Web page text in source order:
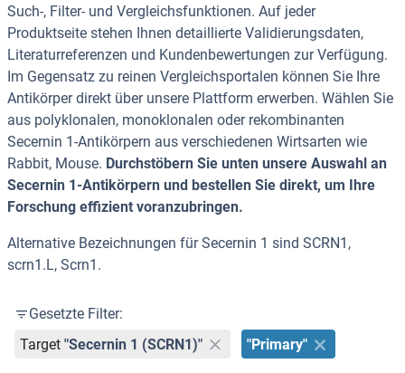
Such-, Filter- und Vergleichsfunktionen. Auf jeder
Produktseite stehen Ihnen detaillierte Validierungsdaten,
Literaturreferenzen und Kundenbewertungen zur Verfügung.
Im Gegensatz zu reinen Vergleichsportalen können Sie Ihre
Antikörper direkt über unsere Plattform erwerben. Wählen Sie
aus polyklonalen, monoklonalen oder rekombinanten
Secernin 1-Antikörpern aus verschiedenen Wirtsarten wie
Rabbit, Mouse. Durchstöbern Sie unten unsere Auswahl an
Secernin 1-Antikörpern und bestellen Sie direkt, um Ihre
Forschung effizient voranzubringen.
Alternative Bezeichnungen für Secernin 1 sind SCRN1,
scrn1.L, Scrn1.
Gesetzte Filter:
Target "Secernin 1 (SCRN1)" "Primary"